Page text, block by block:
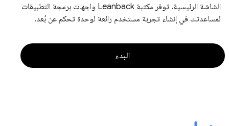
الشاشة الرئيسية. توفر مكتبة Leanback واجهات برمجة التطبيقات
لمساعدتك في إنشاء تجربة مستخدم رائعة لوحدة تحكم عن بُعد.
البدء